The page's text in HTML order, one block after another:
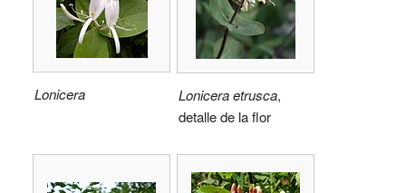
Lonicera Lonicera etrusca,
detalle de la flor